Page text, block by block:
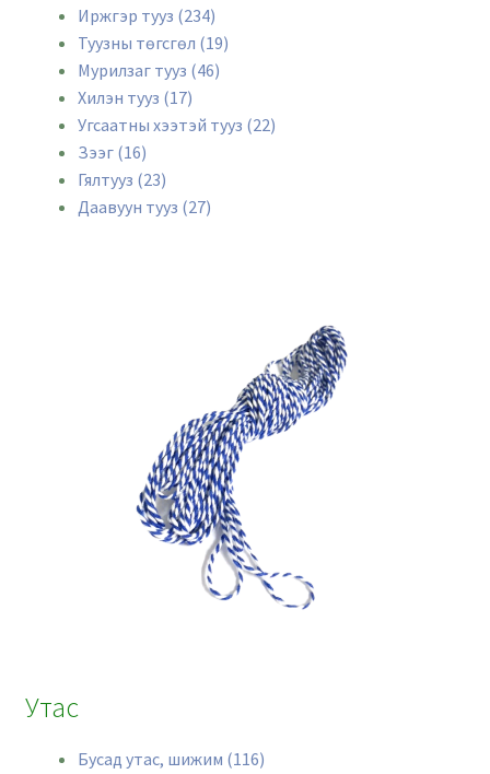
Иржгэр тууз (234)
Туузны төгсгөл (19)
Мурилзаг тууз (46)
Хилэн тууз (17)
Угсаатны хээтэй тууз (22)
Зээг (16)
Гялтууз (23)
Даавуун тууз (27)
Утас
Бусад утас, шижим (116)